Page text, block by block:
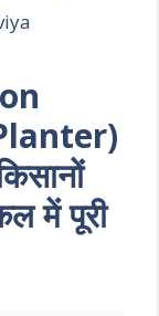
में पूरी